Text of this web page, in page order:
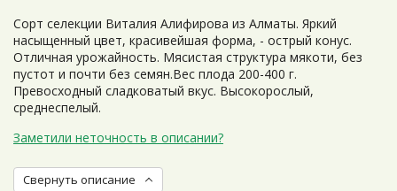
Сорт селекции Виталия Алифирова из Алматы. Яркий
насыщенный цвет, красивейшая форма, - острый конус.
Отличная урожайность. Мясистая структура мякоти, без
пустот и почти без семян.Вес плода 200-400 г.
Превосходный сладковатый вкус. Высокорослый,
среднеспелый.
Заметили неточность в описании?
Свернуть описание